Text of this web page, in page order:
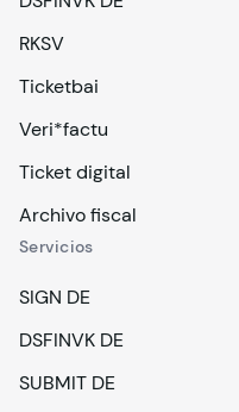
RKSV
Ticketbai
Veri*factu
Ticket digital
Archivo fiscal
Servicios
SIGN DE
DSFINVK DE
SUBMIT DE